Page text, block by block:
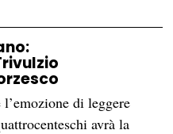
di leggere
avrà la